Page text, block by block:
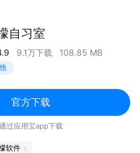
】
的时间分布
心
标打卡，早起打卡、学习打卡、
的蜕变值得被记录
/月专注时长、打卡次数等
自习室
9.1万下载 108.85 MB
官方下载
过应用宝app下载
软件